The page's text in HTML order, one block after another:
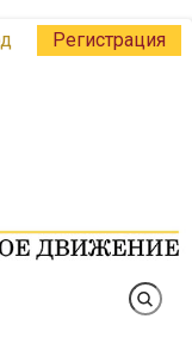
Регистрация